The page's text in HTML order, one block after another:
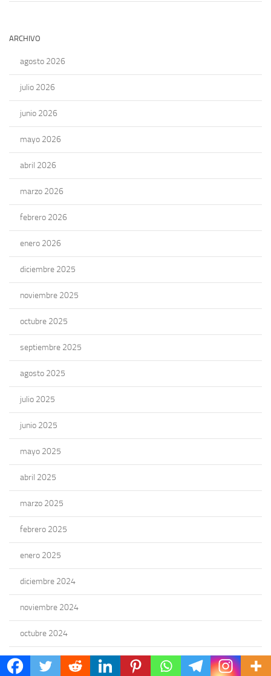
ARCHIVO
agosto 2026
julio 2026
junio 2026
mayo 2026
abril 2026
marzo 2026
febrero 2026
enero 2026
diciembre 2025
noviembre 2025
octubre 2025
septiembre 2025
agosto 2025
julio 2025
junio 2025
mayo 2025
abril 2025
marzo 2025
febrero 2025
enero 2025
diciembre 2024
noviembre 2024
octubre 2024
septiembre 2024